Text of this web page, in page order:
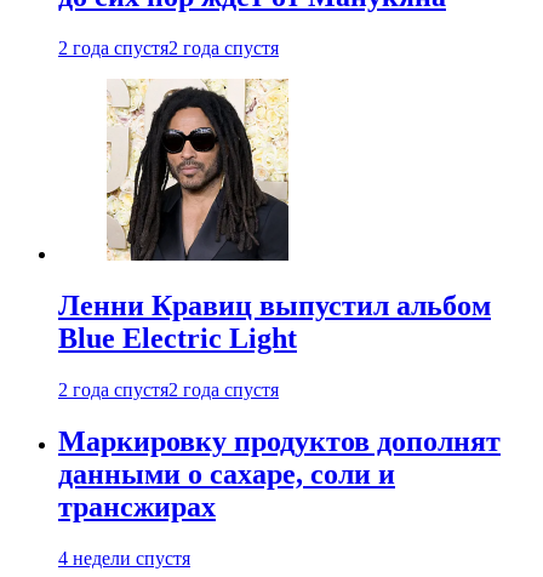
2 года спустя2 года спустя
Ленни Кравиц выпустил альбом
Blue Electric Light
2 года спустя2 года спустя
Маркировку продуктов дополнят
данными о сахаре, соли и
трансжирах
4 недели спустя